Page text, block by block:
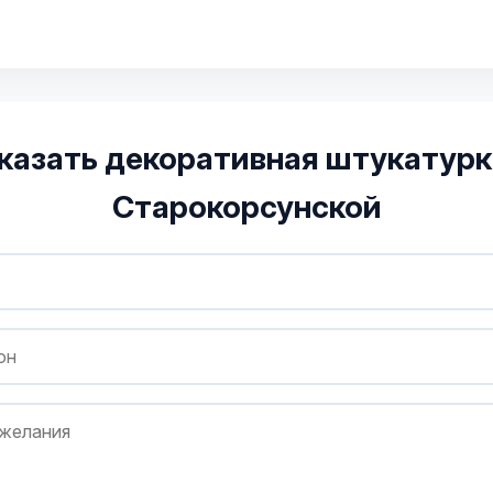
декоративная
Старокорсунской